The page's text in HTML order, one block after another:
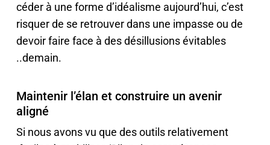
céder à une forme d’idéalisme aujourd’hui, c’est
risquer de se retrouver dans une impasse ou de
devoir faire face à des désillusions évitables
..demain.
Maintenir l’élan et construire un avenir
aligné
Si nous avons vu que des outils relativement